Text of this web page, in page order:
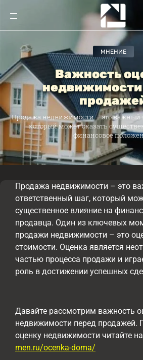
МНЕНИЕ
Важность
недвижимости
Продажа недвижимости – это важный
который может оказать
финансовое
Продажа недвижимости – это
ответственный шаг, который
существенное влияние на
продавца. Один из ключевых
продажи недвижимости – это
стоимости. Оценка является
частью процесса продажи и
роль в достижении успешных
Давайте рассмотрим важность
недвижимости перед продажей.
оценку недвижимости читайте на
men.ru/ocenka-doma/